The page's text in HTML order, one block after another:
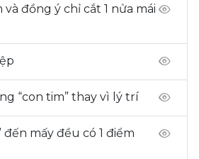
đồng ý chỉ cắt 1 nửa mái
“con tim” thay vì lý trí
đến mấy đều có 1 điểm